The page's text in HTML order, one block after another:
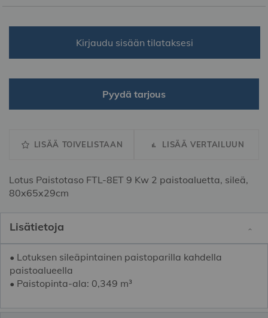
Kirjaudu sisään tilataksesi
Pyydä tarjous
LISÄÄ TOIVELISTAAN LISÄÄ VERTAILUUN
Lotus Paistotaso FTL-8ET 9 Kw 2 paistoaluetta, sileä,
80x65x29cm
Lisätietoja
• Lotuksen sileäpintainen paistoparilla kahdella
paistoalueella
• Paistopinta-ala: 0,349 m³